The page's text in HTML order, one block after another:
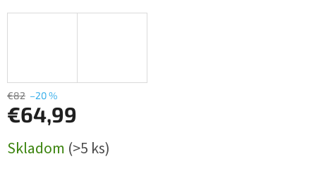
€82 –20 %
€64,99
cena:
Skladom (>5 ks)